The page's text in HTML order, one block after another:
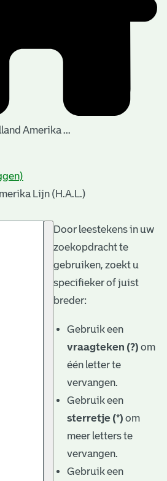
Amerika ...
Lijn (H.A.L.)
Door leestekens in uw
zoekopdracht te
gebruiken, zoekt u
specifieker of juist
breder:
Gebruik een
vraagteken (?) om
één letter te
vervangen.
Gebruik een
sterretje (*) om
meer letters te
vervangen.
Gebruik een